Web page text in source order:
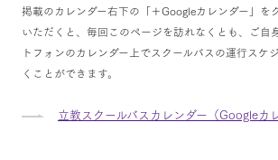
掲載のカレンダー右下の「＋Googleカレンダー」を
いただくと、毎回このページを訪れなくとも、ご自
トフォンのカレンダー上でスクールバスの運行スケ
くことができます。
立教スクールバスカレンダー（Googleカ